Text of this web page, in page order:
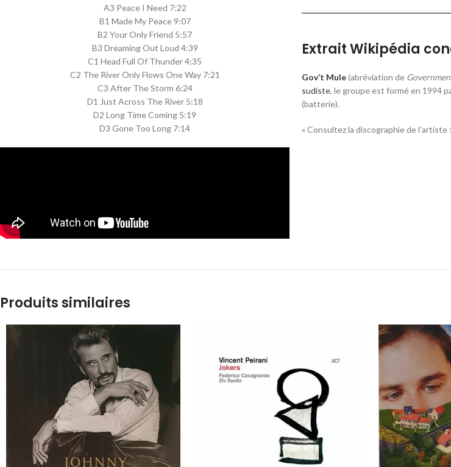
A3 Peace I Need 7:22
B1 Made My Peace 9:07
B2 Your Only Friend 5:57
B3 Dreaming Out Loud 4:39
C1 Head Full Of Thunder 4:35
C2 The River Only Flows One Way 7:21
C3 After The Storm 6:24
D1 Just Across The River 5:18
D2 Long Time Coming 5:19
D3 Gone Too Long 7:14
Extrait Wikipédia
Gov’t Mule(abréviation de
sudiste, le groupe est formé en 1994
(batterie).
« Consultez la discographie de l’artiste
Produits similaires